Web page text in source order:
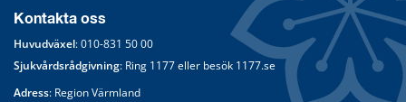
Kontakta oss
Huvudväxel: 010-831 50 00
Sjukvårdsrådgivning: Ring 1177 eller besök 1177.se
Adress: Region Värmland